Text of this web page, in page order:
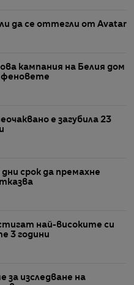
да се оттегли от Avatar
кампания на Белия дом
феновете
е загубила 23
срок да премахне
най-високите си
3 години
за изследване на